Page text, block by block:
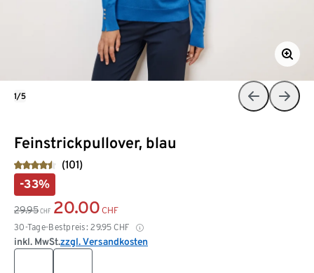
Feinstrickpullover, blau
(101)
-33%
29.95 CHF 20.00 CHF
30-Tage-Bestpreis: 29.95 CHF
inkl. MwSt.zzgl. Versandkosten
1/5